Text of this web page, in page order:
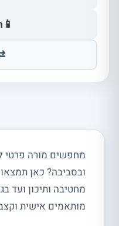
📱
מחפשים מורה
ובסביבה? כאן
מחטיבה ותיכון ועד
מותאמים אישית